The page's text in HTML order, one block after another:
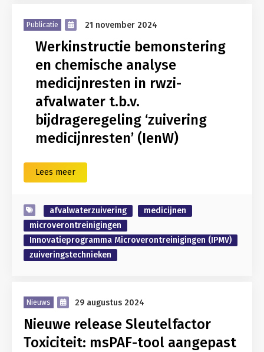
Publicatie 21 november 2024
Werkinstructie bemonstering
en chemische analyse
medicijnresten in rwzi-
afvalwater t.b.v.
bijdrageregeling ‘zuivering
medicijnresten’ (IenW)
Lees meer
afvalwaterzuivering
medicijnen
microverontreinigingen
Innovatieprogramma Microverontreinigingen (IPMV)
zuiveringstechnieken
Nieuws 29 augustus 2024
Nieuwe release Sleutelfactor
Toxiciteit: msPAF-tool aangepast